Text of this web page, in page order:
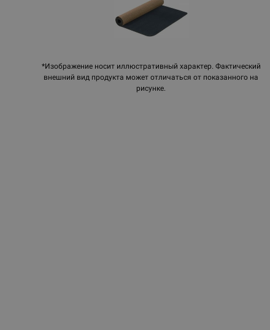
*Изображение носит иллюстративный характер. Фактический
внешний вид продукта может отличаться от показанного на
рисунке.